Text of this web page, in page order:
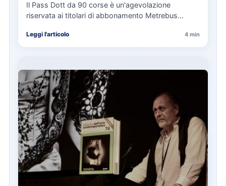
cosa spetta in caso di disservizi
Il Pass Dott da 90 corse è un'agevolazione
riservata ai titolari di abbonamento Metrebus
Leggi l'articolo 4 min